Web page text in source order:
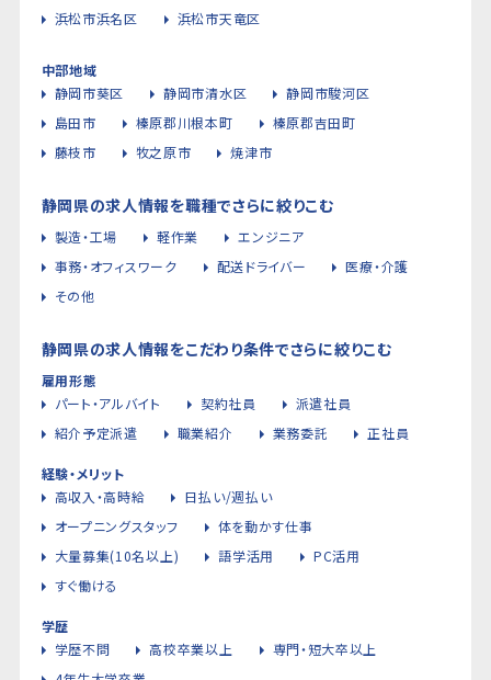
浜松市浜名区
浜松市天竜区
中部地域
静岡市葵区
静岡市清水区
静岡市駿河区
島田市
榛原郡川根本町
榛原郡吉田町
藤枝市
牧之原市 焼津市
静岡県の求人情報を職種でさらに絞りこむ
製造・工場 軽作業
エンジニア
事務・オフィスワーク
配送ドライバー
医療・介護
その他
静岡県の求人情報をこだわり条件でさらに絞りこむ
雇用形態
パート・アルバイト
契約社員
派遣社員
紹介予定派遣
職業紹介 業務委託 正社員
経験・メリット
高収入・高時給
日払い/週払い
オープニングスタッフ
体を動かす仕事
大量募集(10名以上)
語学活用
PC活用
すぐ働ける
学歴
学歴不問
高校卒業以上
専門・短大卒以上